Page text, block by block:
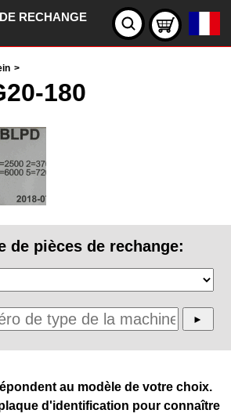
RECHANGE
>
180
de pièces de rechange:
au modèle de votre choix.
d'identification pour connaître